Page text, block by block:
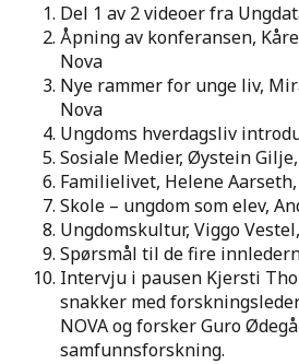
Del 1 av 2 videoer fra
Åpning av konferansen,
Nova
Nye rammer for unge liv,
Nova
Ungdoms hverdagsliv
Sosiale Medier, Øystein
Familielivet, Helene
Skole – ungdom som elev,
Ungdomskultur, Viggo
Spørsmål til de fire
Intervju i pausen Kjersti
snakker med
NOVA og forsker Guro
samfunnsforskning.